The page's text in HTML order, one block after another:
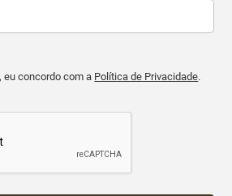
eu concordo com a Política de Privacidade.